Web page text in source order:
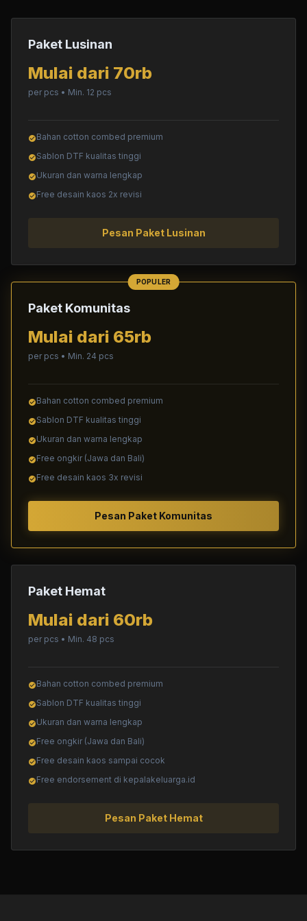
Paket Lusinan
Mulai dari 70rb
per pcs • Min. 12 pcs
check_circleBahan cotton combed premium
check_circleSablon DTF kualitas tinggi
check_circleUkuran dan warna lengkap
check_circleFree desain kaos 2x revisi
Pesan Paket Lusinan
POPULER
Paket Komunitas
Mulai dari 65rb
per pcs • Min. 24 pcs
check_circleBahan cotton combed premium
check_circleSablon DTF kualitas tinggi
check_circleUkuran dan warna lengkap
check_circleFree ongkir (Jawa dan Bali)
check_circleFree desain kaos 3x revisi
Pesan Paket Komunitas
Paket Hemat
Mulai dari 60rb
per pcs • Min. 48 pcs
check_circleBahan cotton combed premium
check_circleSablon DTF kualitas tinggi
check_circleUkuran dan warna lengkap
check_circleFree ongkir (Jawa dan Bali)
check_circleFree desain kaos sampai cocok
check_circleFree endorsement di kepalakeluarga.id
Pesan Paket Hemat